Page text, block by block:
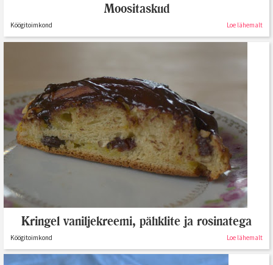
Moositaskud
Köögitoimkond Loe lähemalt
Kringel vaniljekreemi, pähklite ja rosinatega
Köögitoimkond Loe lähemalt